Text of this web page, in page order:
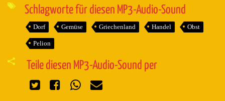
Schlagworte für diesen MP3-Audio-Sound
Dorf Gemüse Griechenland Handel Obst
Pelion
Teile diesen MP3-Audio-Sound per